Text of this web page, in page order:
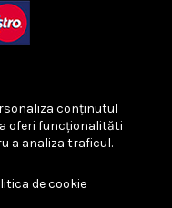
drepturile rezervate.
Litigii
conținutul
oferi funcționalităti
a analiza traficul.
de cookie